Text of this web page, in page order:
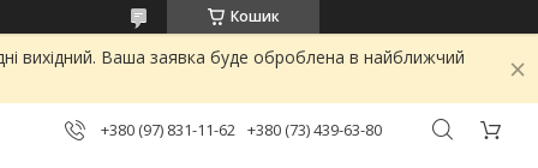
Кошик
вихідний. Ваша заявка буде оброблена в найближчий
+380 (97) 831-11-62 +380 (73) 439-63-80